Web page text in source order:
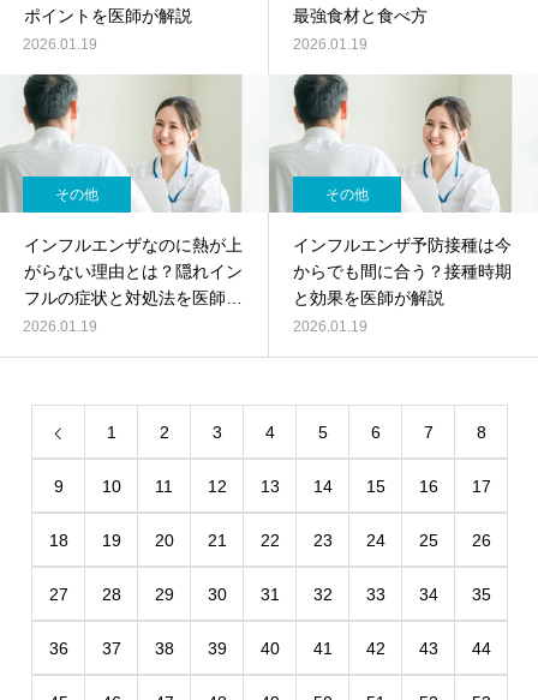
ポイントを医師が解説
2026.01.19
最強食材と食べ方
2026.01.19
その他
インフルエンザなのに熱が上
がらない理由とは？隠れイン
フルの症状と対処法を医師が
解説
2026.01.19
その他
インフルエンザ予防接種は今
からでも間に合う？接種時期
と効果を医師が解説
2026.01.19
1 2 3 4 5 6 7 8
9 10 11 12 13 14 15 16 17
18 19 20 21 22 23 24 25 26
27 28 29 30 31 32 33 34 35
36 37 38 39 40 41 42 43 44